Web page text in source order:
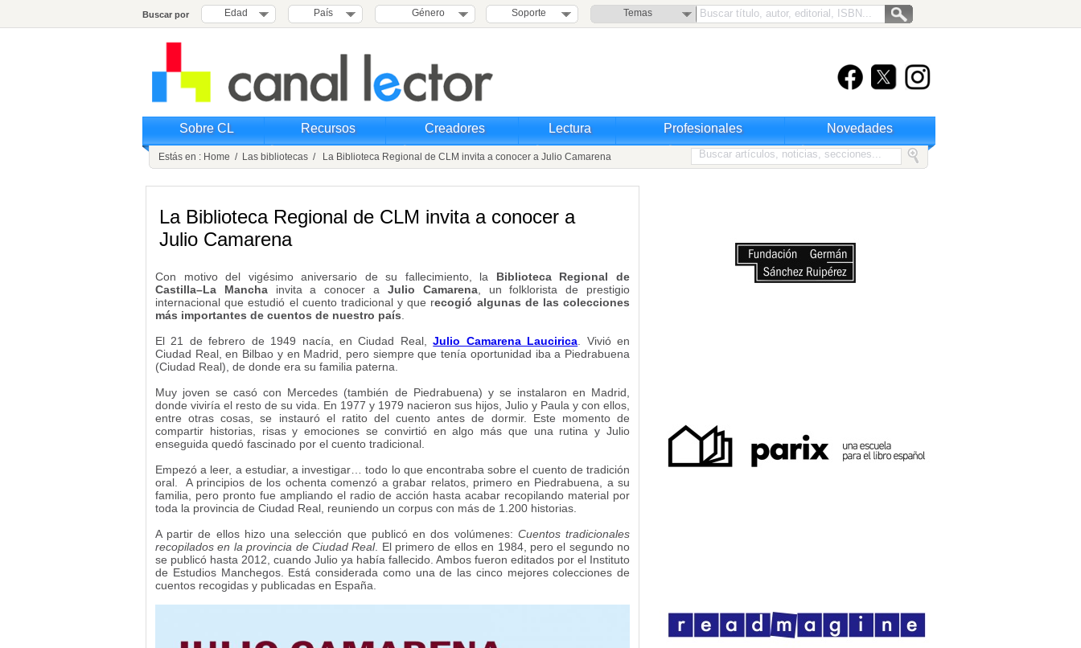
Buscar por Edad País Género Soporte Temas
Sobre CL Recursos Creadores Lectura Profesionales Novedades
Estás en : Home / Las bibliotecas / La Biblioteca Regional de CLM invita a conocer a Julio Camarena
La Biblioteca Regional de CLM invita a conocer a
Julio Camarena
Con motivo del vigésimo aniversario de su fallecimiento, la Biblioteca Regional de
Castilla–La Manchainvita a conocer a Julio Camarena, un folklorista de prestigio
internacional que estudió el cuento tradicional y que recogió algunas de las colecciones
más importantes de cuentos de nuestro país
El 21 de febrero de 1949 nacía, en Ciudad Real,Julio Camarena Laucirica . Vivió en
Ciudad Real, en Bilbao y en Madrid, pero siempre que tenía oportunidad iba a Piedrabuena
(Ciudad Real), de donde era su familia paterna.
Muy joven se casó con Mercedes (también de Piedrabuena) y se instalaron en Madrid,
donde viviría el resto de su vida. En 1977 y 1979 nacieron sus hijos, Julio y Paula y con ellos,
entre otras cosas, se instauró el ratito del cuento antes de dormir. Este momento de
compartir historias, risas y emociones se convirtió en algo más que una rutina y Julio
enseguida quedó fascinado por el cuento tradicional.
Empezó a leer, a estudiar, a investigar… todo lo que encontraba sobre el cuento de tradición
oral. A principios de los ochenta comenzó a grabar relatos, primero en Piedrabuena, a su
familia, pero pronto fue ampliando el radio de acción hasta acabar recopilando material por
toda la provincia de Ciudad Real, reuniendo un corpus con más de 1.200 historias.
A partir de ellos hizo una selección que publicó en dos volúmenes: Cuentos tradicionales
recopilados en la provincia de Ciudad Real. El primero de ellos en 1984, pero el segundo no
se publicó hasta 2012, cuando Julio ya había fallecido. Ambos fueron editados por el Instituto
de Estudios Manchegos. Está considerada como una de las cinco mejores colecciones de
cuentos recogidas y publicadas en España.